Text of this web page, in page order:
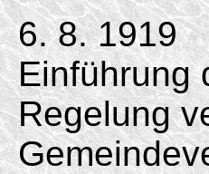
6. 8. 1919
Einführung
Regelung